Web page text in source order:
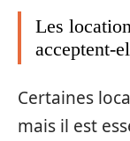
Les
acceptent-
Certaines
mais il est